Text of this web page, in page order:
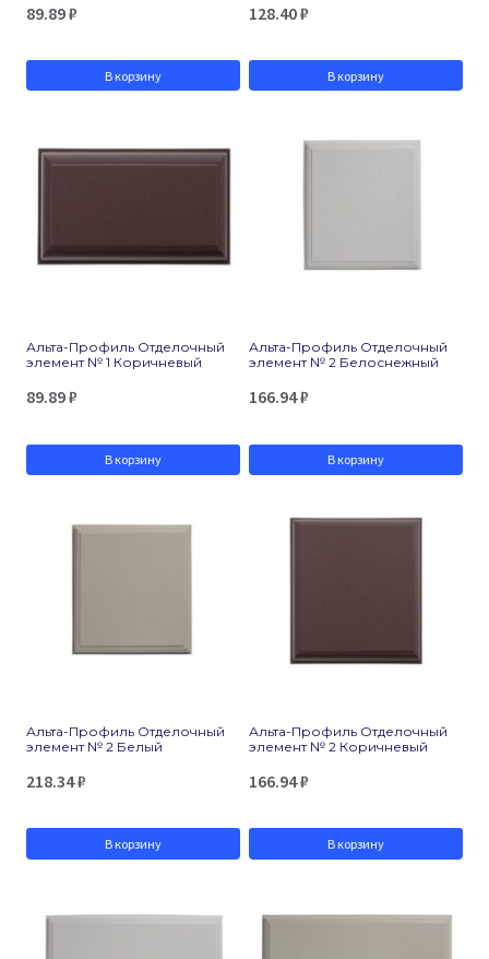
89.89₽
В корзину
128.40₽
В корзину
Альта-Профиль Отделочный
элемент № 1 Коричневый
89.89₽
В корзину
Альта-Профиль Отделочный
элемент № 2 Белоснежный
166.94₽
В корзину
Альта-Профиль Отделочный
элемент № 2 Белый
218.34₽
В корзину
Альта-Профиль Отделочный
элемент № 2 Коричневый
166.94₽
В корзину